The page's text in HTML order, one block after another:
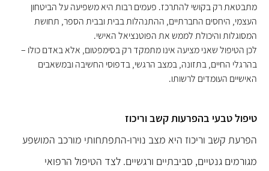
מתבטאת רק בקושי להתרכז. פעמים רבות היא משפיעה על הביטחון
העצמי, היחסים החברתיים, ההתנהלות בבית ובבית הספר, תחושת
המסוגלות והיכולת לממש את הפוטנציאל האישי.
לכן הטיפול שאני מציעה אינו מתמקד רק בסימפטום, אלא באדם כולו –
בהרגלי החיים, בתזונה, במצב הרגשי, בדפוסי החשיבה ובמשאבים
האישיים העומדים לרשותו.
טיפול טבעי בהפרעות קשב וריכוז
הפרעת קשב וריכוז היא מצב נוירו-התפתחותי מורכב המושפע
מגורמים גנטיים, סביבתיים ורגשיים. לצד הטיפול הרפואי